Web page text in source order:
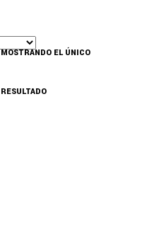
MOSTRANDO EL ÚNICO
RESULTADO